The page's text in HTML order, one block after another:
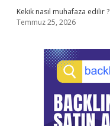
Kekik nasıl muhafaza edilir ?
Temmuz 25, 2026